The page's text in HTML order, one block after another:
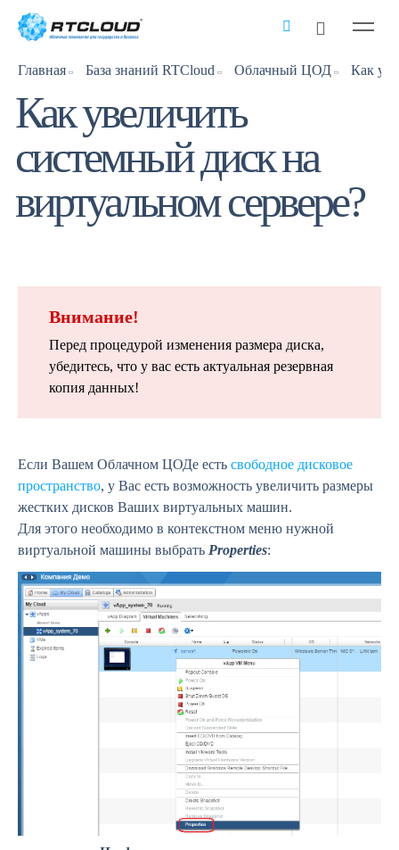
Главная База знаний RTCloud Облачный ЦОД
Как увеличить
системный диск на
виртуальном сервере?
Внимание!
Перед процедурой изменения размера диска,
убедитесь, что у вас есть актуальная резервная
копия данных!
Если Вашем Облачном ЦОДе есть свободное дисковое
пространство, у Вас есть возможность увеличить размеры
жестких дисков Ваших виртуальных машин.
Для этого необходимо в контекстном меню нужной
виртуальной машины выбрать Properties: